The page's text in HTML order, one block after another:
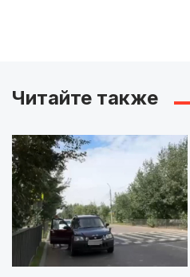
Читайте также